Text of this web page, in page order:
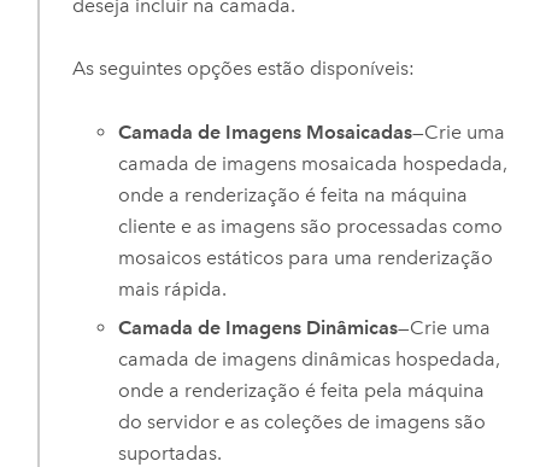
deseja incluir na camada.
As seguintes opções estão disponíveis:
Camada de Imagens Mosaicadas—Crie uma
camada de imagens mosaicada hospedada,
onde a renderização é feita na máquina
cliente e as imagens são processadas como
mosaicos estáticos para uma renderização
mais rápida.
Camada de Imagens Dinâmicas—Crie uma
camada de imagens dinâmicas hospedada,
onde a renderização é feita pela máquina
do servidor e as coleções de imagens são
suportadas.